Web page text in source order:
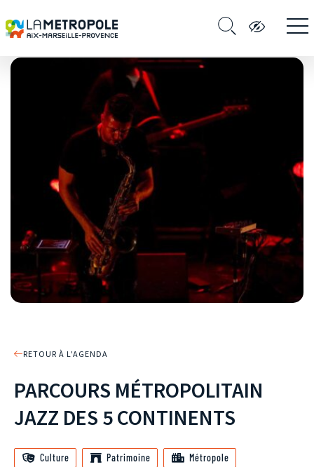
RETOUR À L'AGENDA
PARCOURS MÉTROPOLITAIN
JAZZ DES 5 CONTINENTS
Culture Patrimoine Métropole